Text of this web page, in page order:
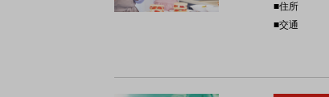
■住所
■交通